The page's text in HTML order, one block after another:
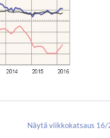
Näytä viikkokatsaus